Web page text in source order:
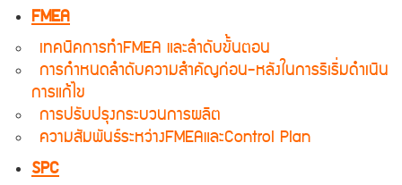
FMEA
เทคนิคการทําFMEA และลําดับขั้นตอน
การกําหนดลําดับความสําคัญก่อน-หลังในการริเริ่มดําเนิน
การแก้ไข
การปรับปรุงกระบวนการผลิต
ความสัมพันธ์ระหว่างFMEAและControl Plan
SPC